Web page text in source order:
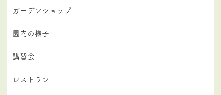
ガーデンショップ
園内の様子
講習会
レストラン